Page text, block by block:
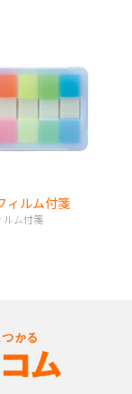
ィルム付箋
ルム付箋